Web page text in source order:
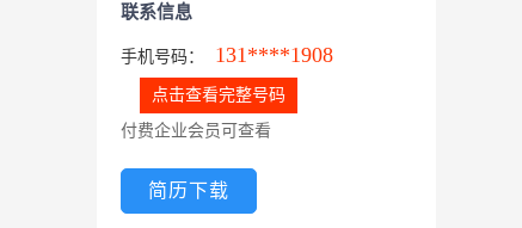
联系信息
手机号码： 131****1908
点击查看完整号码
付费企业会员可查看
简历下载